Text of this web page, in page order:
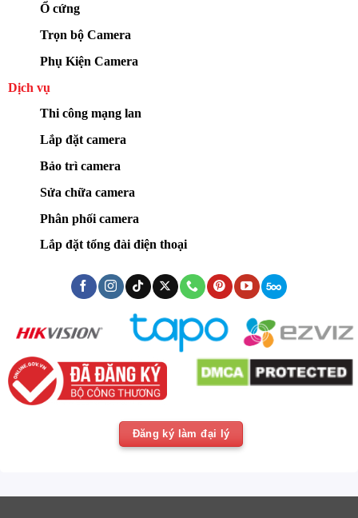
Ổ cứng
Trọn bộ Camera
Phụ Kiện Camera
Dịch vụ
Thi công mạng lan
Lắp đặt camera
Bảo trì camera
Sửa chữa camera
Phân phối camera
Lắp đặt tổng đài điện thoại
Đăng ký làm đại lý